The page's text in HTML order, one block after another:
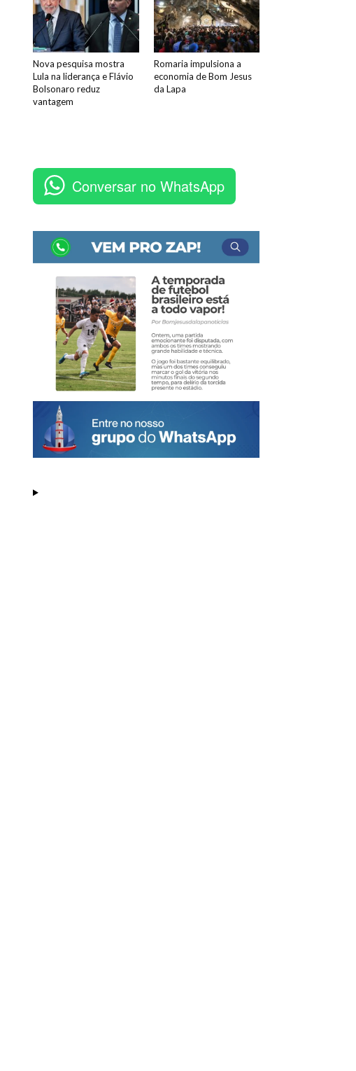
Nova pesquisa mostra
Lula na liderança e Flávio
Bolsonaro reduz
vantagem
Romaria impulsiona a
economia de Bom Jesus
da Lapa
Conversar no WhatsApp